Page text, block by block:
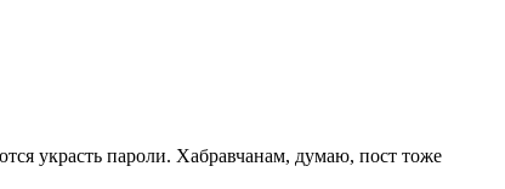
украсть пароли. Хабравчанам, думаю, пост тоже